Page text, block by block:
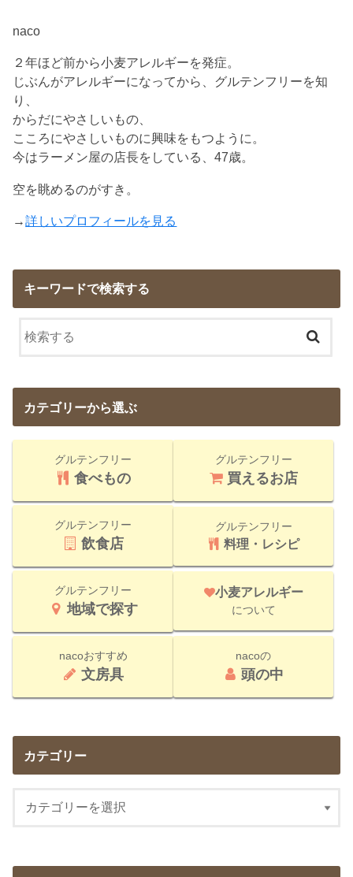
naco
２年ほど前から小麦アレルギーを発症。
じぶんがアレルギーになってから、グルテンフリーを知
り、
からだにやさしいもの、
こころにやさしいものに興味をもつように。
今はラーメン屋の店長をしている、47歳。
空を眺めるのがすき。
→詳しいプロフィールを見る
キーワードで検索する
カテゴリーから選ぶ
グルテンフリー
食べもの
グルテンフリー
買えるお店
グルテンフリー
飲食店
グルテンフリー
料理・レシピ
グルテンフリー
地域で探す
小麦アレルギー
について
nacoおすすめ
文房具
nacoの
頭の中
カテゴリー